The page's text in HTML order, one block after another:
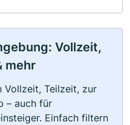
Vollzeit,
mehr
Vollzeit, Teilzeit, zur
– auch für
Einfach filtern